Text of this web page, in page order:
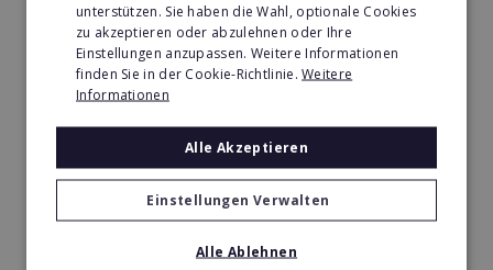
Success Addition
Der Partner für Vertriebs- und Marketingsysteme.
Min. Eigenkapital:
Merken
unterstützen. Sie haben die Wahl, optionale Cookies
zu akzeptieren oder abzulehnen oder Ihre
Einstellungen anzupassen. Weitere Informationen
finden Sie in der Cookie-Richtlinie.Weitere
Informationen
Alle Akzeptieren
Einstellungen Verwalten
Alle Ablehnen